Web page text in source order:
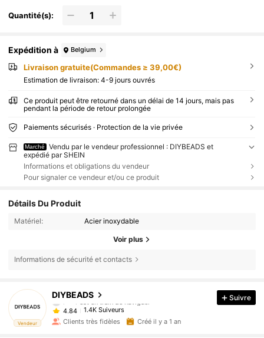
Quantité(s):
Expédition à Belgium
Livraison gratuite(Commandes ≥ 39,00€)
Estimation de livraison: 4-9 jours ouvrés
Ce produit peut être retourné dans un délai de 14 jours, mais pas
pendant la période de retour prolongée
Paiements sécurisés · Protection de la vie privée
Marché
Vendu par le vendeur professionnel : DIYBEADS et
expédié par SHEIN
Informations et obligations du vendeur
Pour signaler ce vendeur et/ou ce produit
Détails Du Produit
Matériel: Acier inoxydable
Voir plus
Informations de sécurité et contacts
Vendeur
DIYBEADS
4,84
l***rest en train de naviguer
4,84
1.4K Suiveurs
Suivre
Clients très fidèles Créé il y a 1 an